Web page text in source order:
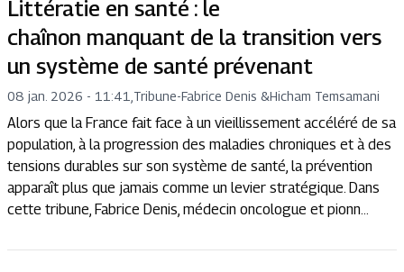
Littératie en santé : le
chaînon manquant de la transition vers
un système de santé prévenant
08 jan. 2026 - 11:41 Tribune-Fabrice Denis &Hicham Temsamani
Alors que la France fait face à un vieillissement accéléré de sa
population, à la progression des maladies chroniques et à des
tensions durables sur son système de santé, la prévention
apparaît plus que jamais comme un levier stratégique. Dans
cette tribune, Fabrice Denis, médecin oncologue et pionn...